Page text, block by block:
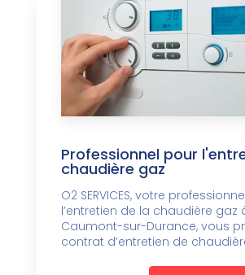
Professionnel pour
chaudière gaz
O2 SERVICES, votre
l’entretien de la chaudière gaz
Caumont-sur-Durance, vous
contrat d’entretien de